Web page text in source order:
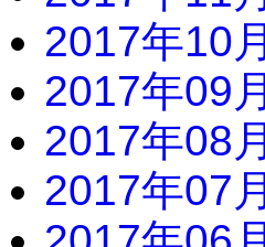
2017年10月
2017年09月
2017年08月
2017年07月